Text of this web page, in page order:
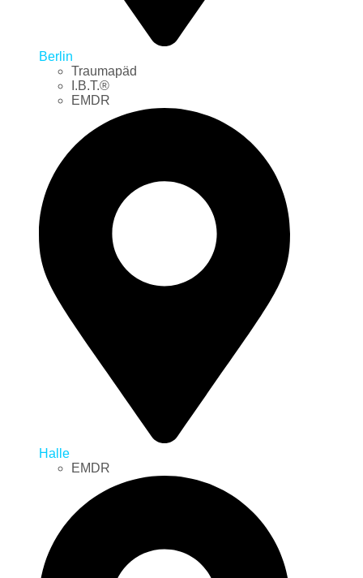
Berlin
Traumapäd
I.B.T.®
EMDR
Halle
EMDR